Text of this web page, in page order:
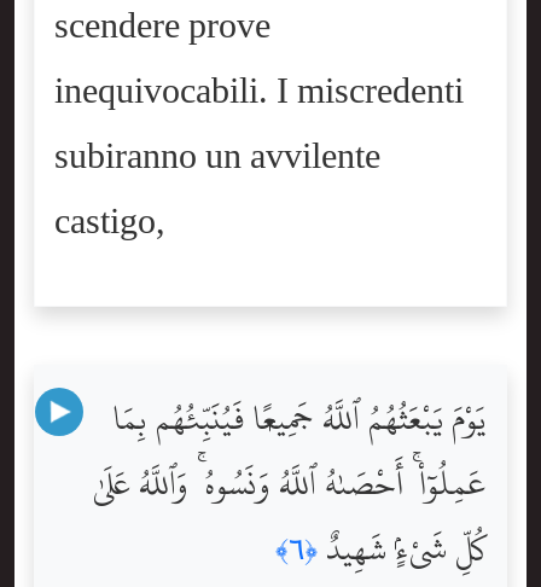
scendere prove
inequivocabili. I miscredenti
subiranno un avvilente
castigo,
يَوْمَ يَبْعَثُهُمُ ٱللَّهُ جَمِيعًۭا فَيُنَبِّئُهُم بِمَا
عَمِلُوٓاْ ۚ أَحْصَىٰهُ ٱللَّهُ وَنَسُوهُ ۚ وَٱللَّهُ عَلَىٰ
كُلِّ شَىْءٍۢ شَهِيدٌ ﴿٦﴾